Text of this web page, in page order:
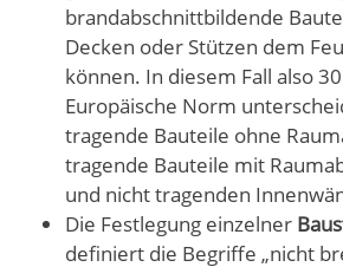
brandabschnittbildende
Decken oder Stützen dem
können. In diesem Fall also
Europäische Norm
tragende Bauteile ohne
tragende Bauteile mit
und nicht tragenden
Die Festlegung einzelner
definiert die Begriffe „nicht